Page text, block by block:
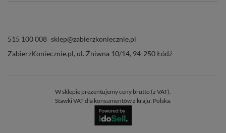
515 100 008 sklep@zabierzkoniecznie.pl
ZabierzKoniecznie.pl, ul. Żniwna 10/14, 94-250Łódź
W sklepie prezentujemy ceny brutto (z VAT).
Stawki VAT dla konsumentów z kraju: Polska.